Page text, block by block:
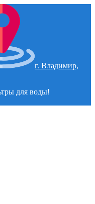
г. Владимир,
для воды!